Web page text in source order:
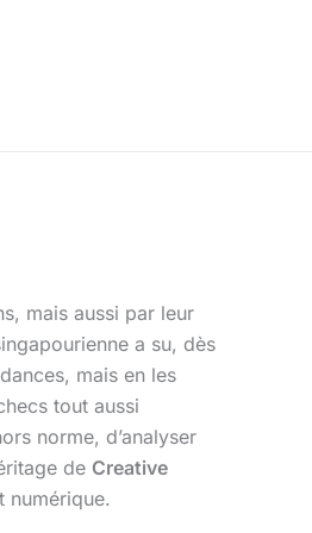
mais aussi par leur
a su, dès
mais en les
tout aussi
norme, d’analyser
de Creative
numérique.